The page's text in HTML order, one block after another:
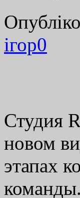
ігор0
Студия
новом
этапах